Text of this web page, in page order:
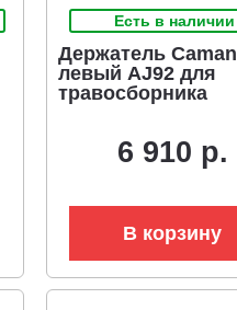
Есть в наличии
Держатель Caman
левый AJ92 для
травосборника
6 910 р.
В корзину